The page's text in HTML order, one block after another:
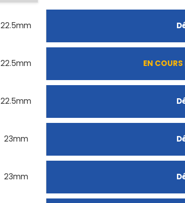
22.5mm
22.5mm EN
22.5mm
23mm
23mm